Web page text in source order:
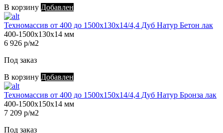
В корзину Добавлен
Техномассив от 400 до 1500х130х14/4,4 Дуб Натур Бетон лак
400-1500х130х14 мм
6 926 р/м2
Под заказ
В корзину Добавлен
Техномассив от 400 до 1500х150х14/4,4 Дуб Натур Бронза лак
400-1500х150х14 мм
7 209 р/м2
Под заказ